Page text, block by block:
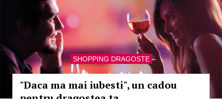
SHOPPING DRAGOSTE
"Daca ma mai iubesti", un cadou